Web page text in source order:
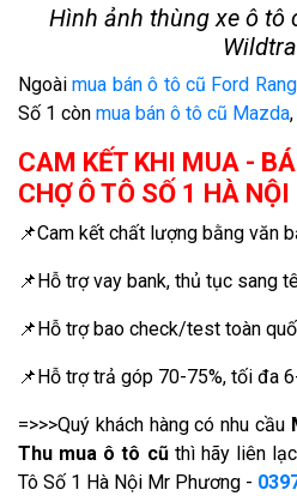
Hình ảnh thùng xe ô tô
Ngoàimua bán ô tô cũ Ford
Số 1 còn mua bán ô tô cũ Mazda
CAM KẾT KHI MUA -
CHỢ Ô TÔ SỐ 1 HÀ NỘI
📌Cam kết chất lượng bằng văn
📌Hỗ trợ vay bank, thủ tục sang
📌Hỗ trợ bao check/test toàn
📌Hỗ trợ trả góp 70-75%, tối đa
=>>>Quý khách hàng có nhu cầu
Thu mua ô tô cũthì hãy liên
Tô Số 1 Hà Nội Mr Phương -